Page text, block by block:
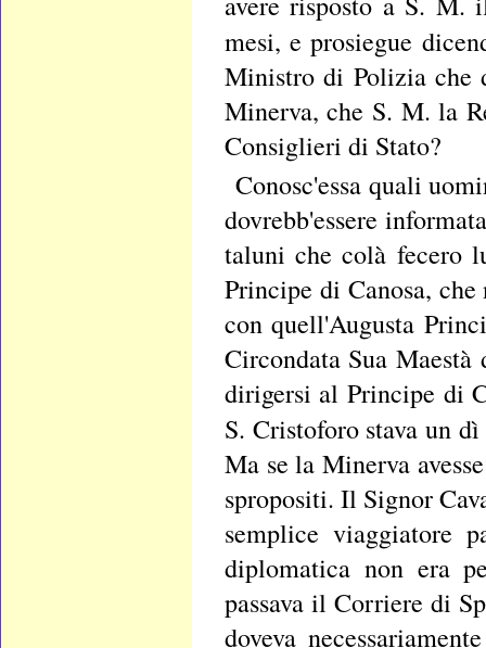
mesi, e prosiegue
Ministro di Polizia che
Minerva, che S. M. la
Consiglieri di Stato?
Conosc'essa quali
dovrebb'essere
taluni che colà fecero
Principe di Canosa,
con quell'Augusta
Circondata Sua
dirigersi al Principe di
S. Cristoforo stava un
Ma se la Minerva
spropositi. Il Signor
semplice viaggiatore
diplomatica non era
passava il Corriere di
doveva